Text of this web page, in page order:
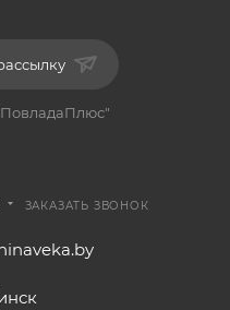
ЗАКАЗАТЬ ЗВОНОК